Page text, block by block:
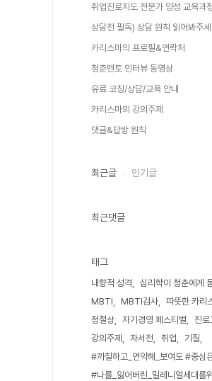
취업진로지도 전문가 양성 교육과
상담전 필독) 상담 원칙 읽어봐주
카리스마의 프로필&연락처
청춘멘토 인터뷰 동영상
유료 코칭/상담/교육 안내
카리스마의 강의주제
댓글&답방 원칙
최근글 인기글
최근댓글
태그
내향적 성격
심리학이 청춘에게
MBTI
MBTI검사
따뜻한 카리
정철상
자기경영 페스티벌 진로
강의주제
자서전 취업
기질
#까칠하고_연약해_보여도 #중심
#나를_잃어버린_밀레니얼세대를